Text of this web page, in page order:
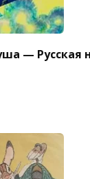
— Русская